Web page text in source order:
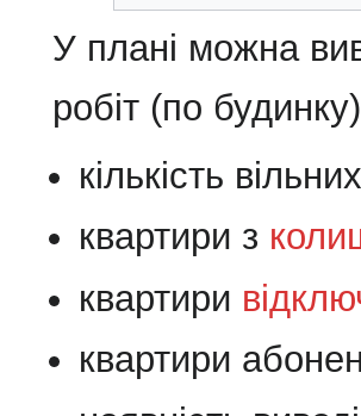
У плані можна
робіт (по
кількість
квартири з
квартири
квартири